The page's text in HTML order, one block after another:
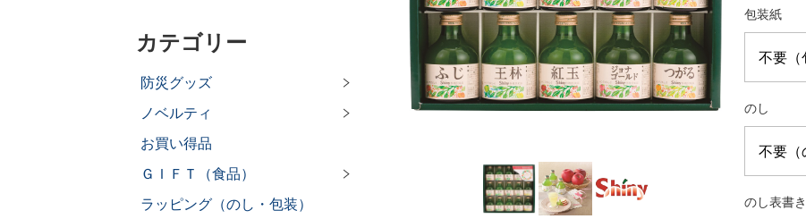
包装紙
のし
のし表書き
カテゴリー
防災グッズ
ノベルティ
お買い得品
ＧＩＦＴ（食品）
ラッピング（のし・包装）